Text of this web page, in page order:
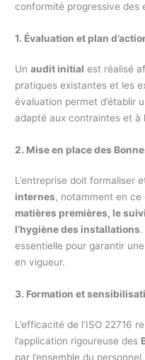
conformité progressive des
1. Évaluation et plan
Unaudit initial est réalisé
pratiques existantes et les
évaluation permet d’établir
adapté aux contraintes et à
2. Mise en place des
L’entreprise doit formaliser
internes, notamment en
matières premières, le
l’hygiène des installations
essentielle pour garantir
en vigueur.
3. Formation et
L’efficacité de l’ISO 22716
l’application rigoureuse des
par l’ensemble du